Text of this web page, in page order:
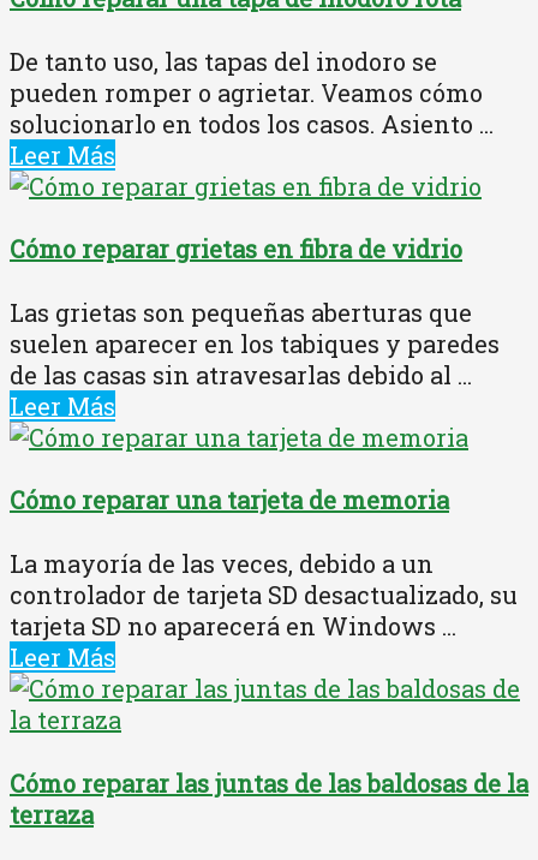
De tanto uso, las tapas del inodoro se
pueden romper o agrietar. Veamos cómo
solucionarlo en todos los casos. Asiento ...
Leer Más
Cómo reparar grietas en fibra de vidrio
Las grietas son pequeñas aberturas que
suelen aparecer en los tabiques y paredes
de las casas sin atravesarlas debido al ...
Leer Más
Cómo reparar una tarjeta de memoria
La mayoría de las veces, debido a un
controlador de tarjeta SD desactualizado, su
tarjeta SD no aparecerá en Windows ...
Leer Más
Cómo reparar las juntas de las baldosas de la
terraza